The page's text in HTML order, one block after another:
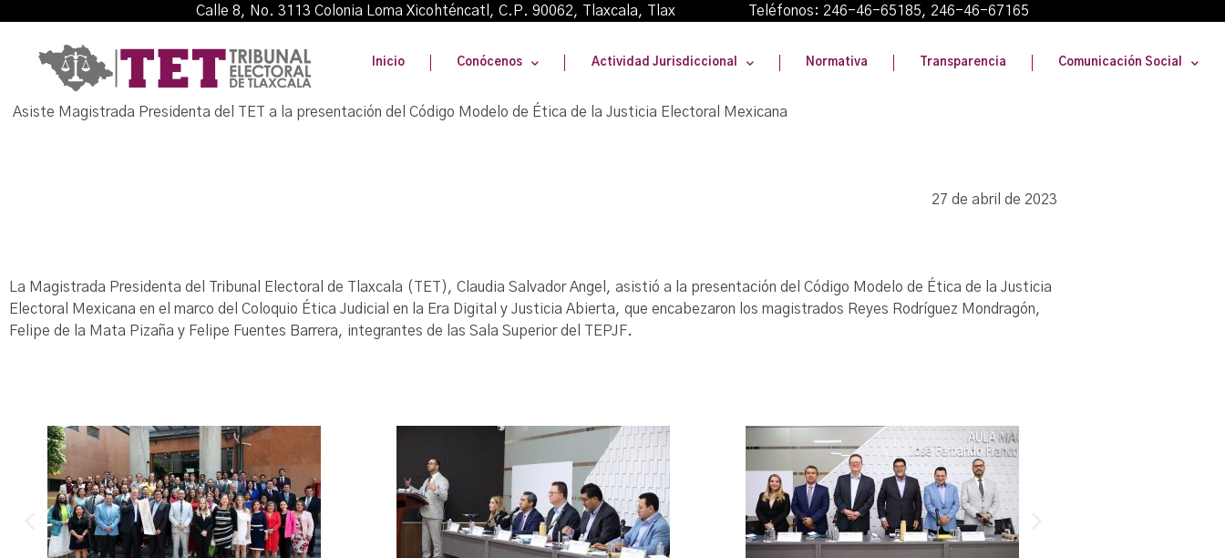
Calle 8, No. 3113 Colonia Loma Xicohténcatl, C.P. 90062, Tlaxcala, Tlax Teléfonos: 246-46-65185, 246-46-67165
Inicio Conócenos Actividad Jurisdiccional Normativa Transparencia Comunicación Social
Asiste Magistrada Presidenta del TET a la presentación del Código Modelo de Ética de la Justicia Electoral Mexicana
27 de abril de 2023
La Magistrada Presidenta del Tribunal Electoral de Tlaxcala (TET), Claudia Salvador Angel, asistió a la presentación del Código Modelo de Ética de la Justicia
Electoral Mexicana en el marco del Coloquio Ética Judicial en la Era Digital y Justicia Abierta, que encabezaron los magistrados Reyes Rodríguez Mondragón,
Felipe de la Mata Pizaña y Felipe Fuentes Barrera, integrantes de las Sala Superior del TEPJF.